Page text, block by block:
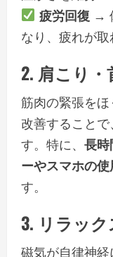
疲労回復 →
なり、疲れが
2. 肩こり
筋肉の緊張を
改善すること
す。特に、 長時
ーやスマホの
す。
3. リラッ
磁気が自律神